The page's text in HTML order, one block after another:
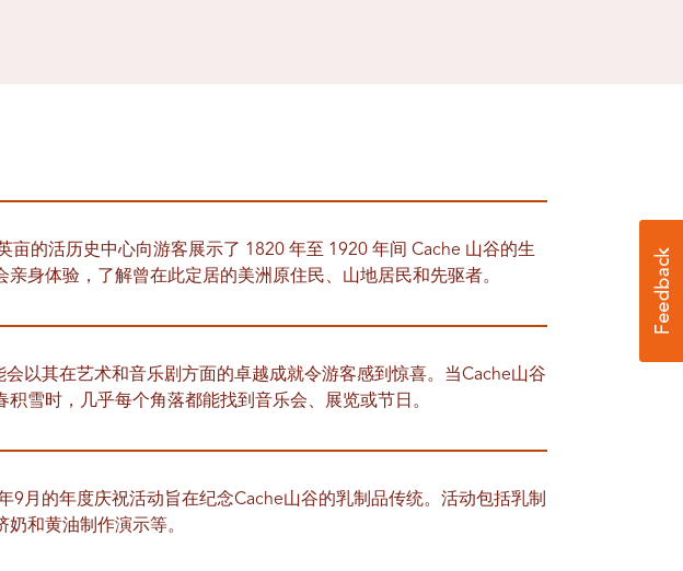
亩的活历史中心向游客展示了 1820 年至 1920 年间 Cache 山谷的生
亲身体验，了解曾在此定居的美洲原住民、山地居民和先驱者。
会以其在艺术和音乐剧方面的卓越成就令游客感到惊喜。当Cache山谷
积雪时，几乎每个角落都能找到音乐会、展览或节日。
9月的年度庆祝活动旨在纪念Cache山谷的乳制品传统。活动包括乳制
奶和黄油制作演示等。